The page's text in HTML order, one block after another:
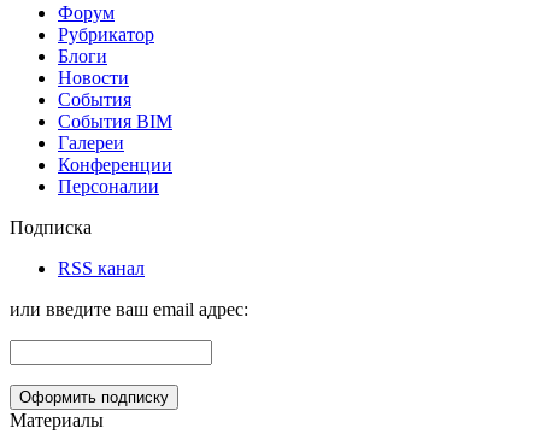
Форум
Рубрикатор
Блоги
Новости
События
События BIM
Галереи
Конференции
Персоналии
Подписка
RSS канал
или введите ваш email адрес:
Материалы